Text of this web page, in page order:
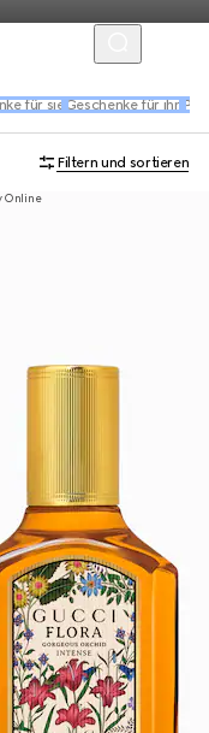
für sie Geschenke für ihn
Filtern und sortieren
Online